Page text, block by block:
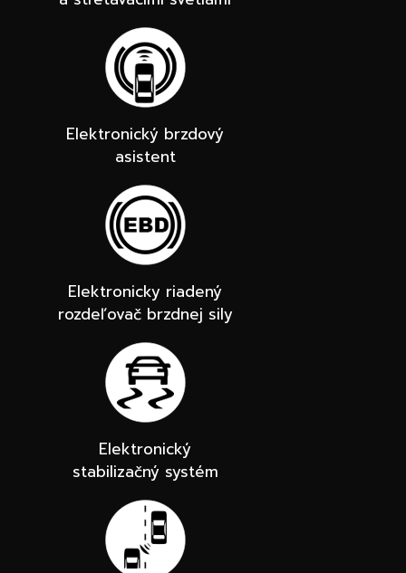
Elektronický brzdový
asistent
Elektronicky riadený
rozdeľovač brzdnej sily
Elektronický
stabilizačný systém